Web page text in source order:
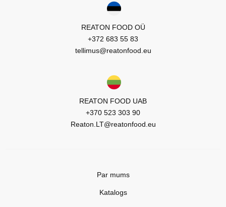
REATON FOOD OÜ
+372 683 55 83
tellimus@reatonfood.eu
REATON FOOD UAB
+370 523 303 90
Reaton.LT@reatonfood.eu
Par mums
Katalogs